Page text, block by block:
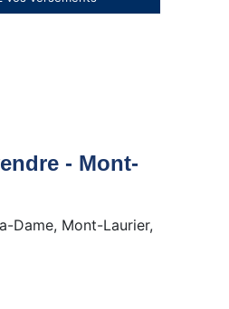
- Mont-
Dame, Mont-Laurier,